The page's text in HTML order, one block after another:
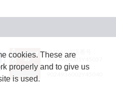
JASRAC許諾番号：
9024936001Y45037
JASRAC許諾番号：
cookies. These are
properly and to give us
is used.